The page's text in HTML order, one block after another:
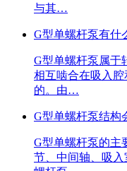
与其…
G型单螺杆泵有什
G型单螺杆泵属于
相互啮合在吸入
的。由…
G型单螺杆泵结构
G型单螺杆泵的主
节、中间轴、吸